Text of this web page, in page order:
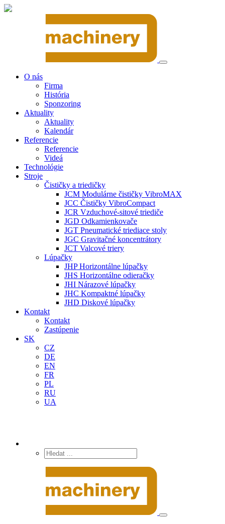
O nás
Firma
História
Sponzoring
Aktuality
Aktuality
Kalendár
Referencie
Referencie
Videá
Technológie
Stroje
Čističky a triedičky
JCM Modulárne čističky VibroMAX
JCC Čističky VibroCompact
JCR Vzduchové-sitové triediče
JGD Odkamienkovače
JGT Pneumatické triediace stoly
JGC Gravitačné koncentrátory
JCT Valcové triery
Lúpačky
JHP Horizontálne lúpačky
JHS Horizontálne odieračky
JHI Nárazové lúpačky
JHC Kompaktné lúpačky
JHD Diskové lúpačky
Kontakt
Kontakt
Zastúpenie
SK
CZ
DE
EN
FR
PL
RU
UA